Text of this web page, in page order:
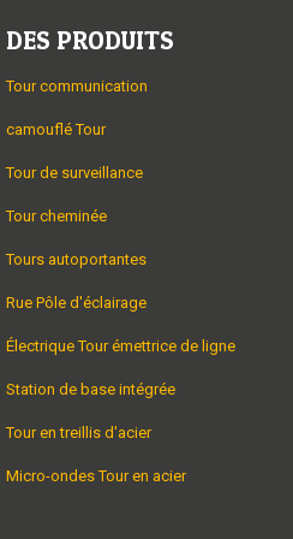
DES PRODUITS
Tour communication
camouflé Tour
Tour de surveillance
Tour cheminée
Tours autoportantes
Rue Pôle d'éclairage
Électrique Tour émettrice de ligne
Station de base intégrée
Tour en treillis d'acier
Micro-ondes Tour en acier